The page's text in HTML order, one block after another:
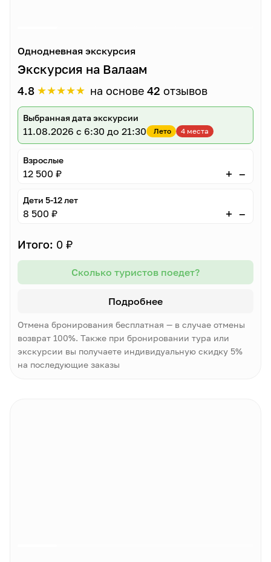
Однодневная экскурсия
Экскурсия на Валаам
4.8 ★★★★★ на основе 42 отзывов
Выбранная дата экскурсии
11.08.2026 с 6:30 до 21:30 Лето 4 места
Взрослые
12 500 ₽ + –
Дети 5-12 лет
8 500 ₽ + –
Итого: 0 ₽
Сколько туристов поедет?
Подробнее
Отмена бронирования бесплатная — в случае отмены
возврат 100%. Также при бронировании тура или
экскурсии вы получаете индивидуальную скидку 5%
на последующие заказы